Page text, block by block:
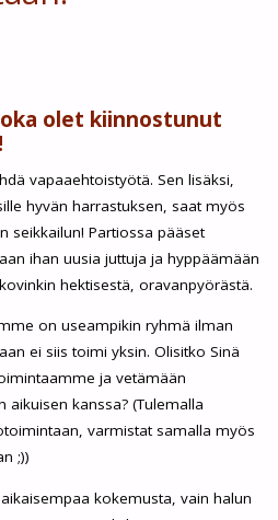
olet kiinnostunut
vapaaehtoistyötä. Sen lisäksi,
hyvän harrastuksen, saat myös
seikkailun! Partiossa pääset
ihan uusia juttuja ja hyppäämään
hektisestä, oravanpyörästä.
on useampikin ryhmä ilman
ei siis toimi yksin. Olisitko Sinä
ja vetämään
kanssa? (Tulemalla
varmistat samalla myös
;))
kokemusta, vain halun